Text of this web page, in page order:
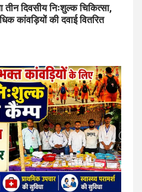
तीन दिवसीय निःशुल्क चिकित्सा,
कांवड़ियों की दवाई वितरित